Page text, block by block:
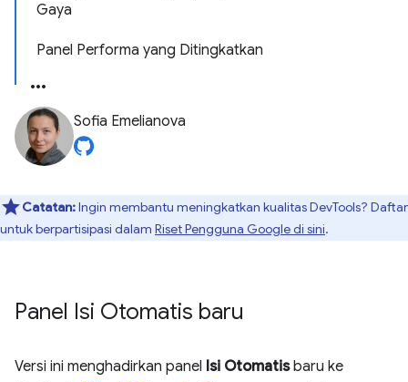
Gaya
Panel Performa yang Ditingkatkan
Sofia Emelianova
Catatan:Ingin membantu meningkatkan kualitas DevTools? Daftar
untuk berpartisipasi dalam Riset Pengguna Google di sini.
Panel Isi Otomatis baru
Versi ini menghadirkan panel Isi Otomatisbaru ke